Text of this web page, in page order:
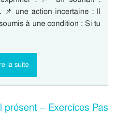
📌 une action incertaine : Il
à une condition : Si tu
la suite
présent – Exercices Pas